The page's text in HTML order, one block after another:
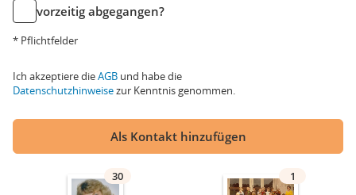
vorzeitig abgegangen?
* Pflichtfelder
Ich akzeptiere dieAGB und habe die
Datenschutzhinweisezur Kenntnis genommen.
Als Kontakt hinzufügen
30 1